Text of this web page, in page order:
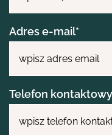
Adres e-mail*
Telefon